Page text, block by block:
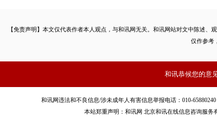
【免责声明】本文仅代表作者本人观点，与和讯网无关。和讯网站对文中陈述
仅作参考
和讯恭候您的意
和讯网违法和不良信息/涉未成年人有害信息举报电话：010-
本站郑重声明：和讯网 北京和讯在线信息咨询服